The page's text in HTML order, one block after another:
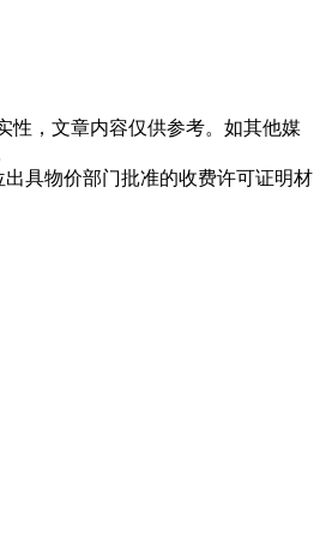
性，文章内容仅供参考。如其他媒
具物价部门批准的收费许可证明材